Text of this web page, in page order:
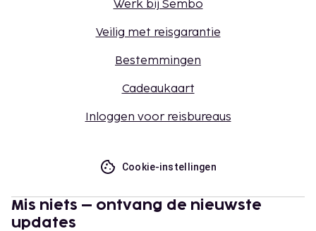
Werk bij Sembo
Veilig met reisgarantie
Bestemmingen
Cadeaukaart
Inloggen voor reisbureaus
Cookie-instellingen
Mis niets – ontvang de nieuwste
updates